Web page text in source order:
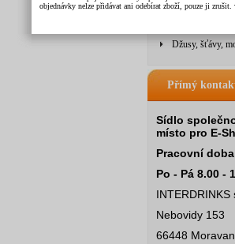
Nealko - sirupy
Džusy, šťávy,
Přímý
Sídlo
místo pro E-
Pracovní doba
Po - Pá 8.00 -
INTERDRINKS
Nebovidy 153
66448
objednávky nelze přidávat ani odebírat zboží, pouze ji